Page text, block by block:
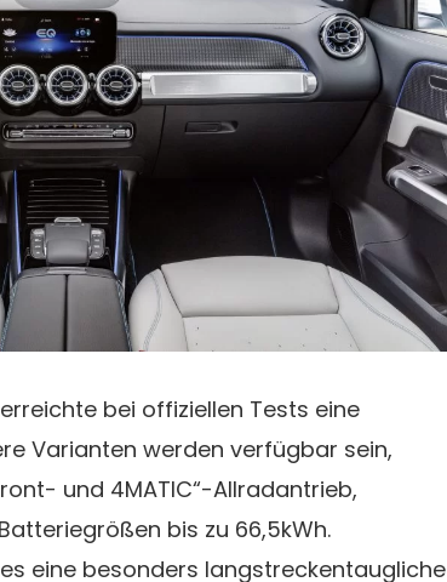
bei offiziellen Tests eine
Varianten werden verfügbar sein,
und 4MATIC“-Allradantrieb,
bis zu 66,5kWh.
eine besonders langstreckentaugliche